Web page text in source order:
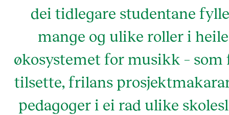
dei tidlegare studentane
mange og ulike roller i heile
økosystemet for musikk – som
tilsette, frilans
pedagoger i ei rad ulike